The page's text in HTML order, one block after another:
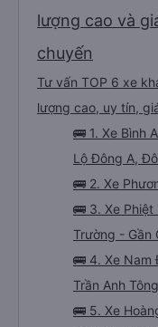
lượng cao và
chuyến
Tư vấn TOP 6 xe
lượng cao, uy tín,
🚌 1. Xe Bình
Lộ Đông A,
🚌 2. Xe
🚌 3. Xe
Trường - Gần
🚌 4. Xe Nam
Trần Anh
🚌 5. Xe